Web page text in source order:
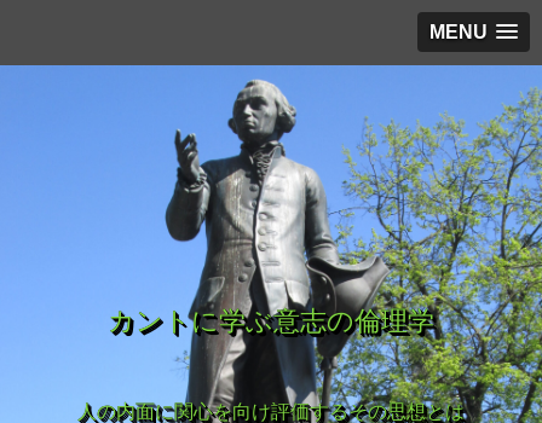
MENU
カントに学ぶ意志の倫理学
人の内面に関心を向け評価するその思想とは